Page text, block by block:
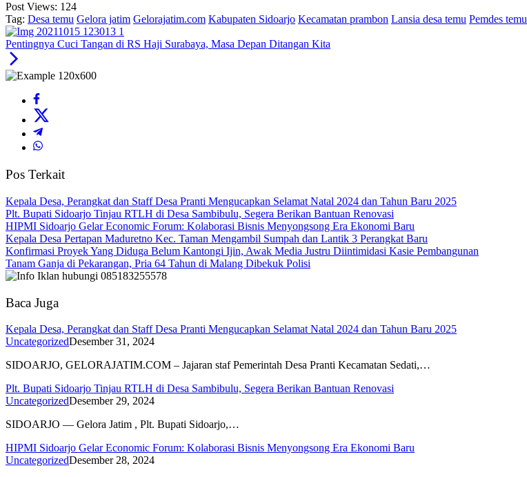
Post Views: 124
Tag: Desa temu Gelora jatim Gelorajatim.com Kabupaten Sidoarjo Kecamatan prambon Lansia desa temu Pemdes temu
Pentingnya Cuci Tangan di RS Haji Surabaya, Masa Depan Ditangan Kita
Pos Terkait
Kepala Desa, Perangkat dan Staff Desa Pranti Mengucapkan Selamat Natal 2024 dan Tahun Baru 2025
Plt. Bupati Sidoarjo Tinjau RTLH di Desa Sambibulu, Segera Berikan Bantuan Renovasi
HIPMI Sidoarjo Gelar Economic Forum: Kolaborasi Bisnis Menyongsong Era Ekonomi Baru
Kepala Desa Pertapan Maduretno Kec. Taman Mengambil Sumpah dan Lantik 3 Perangkat Baru
Konfirmasi Proyek Yang Diduga Belum Kantongi Ijin, Awak Media Justru Diintimidasi Kasie Pembangunan
Tanam Ganja di Pekarangan, Pria 64 Tahun di Malang Dibekuk Polisi
Baca Juga
Kepala Desa, Perangkat dan Staff Desa Pranti Mengucapkan Selamat Natal 2024 dan Tahun Baru 2025
UncategorizedDesember 31, 2024
SIDOARJO, GELORAJATIM.COM – Jajaran staf Pemerintah Desa Pranti Kecamatan Sedati,…
Plt. Bupati Sidoarjo Tinjau RTLH di Desa Sambibulu, Segera Berikan Bantuan Renovasi
UncategorizedDesember 29, 2024
SIDOARJO — Gelora Jatim , Plt. Bupati Sidoarjo,…
HIPMI Sidoarjo Gelar Economic Forum: Kolaborasi Bisnis Menyongsong Era Ekonomi Baru
UncategorizedDesember 28, 2024